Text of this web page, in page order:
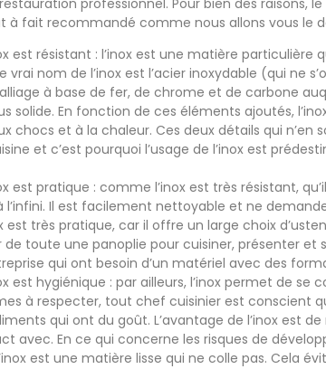
à fait recommandé comme nous allons vous le
est résistant : l’inox est une matière particulière
vrai nom de l’inox est l’acier inoxydable (qui ne
à base de fer, de chrome et de carbone
solide. En fonction de ces éléments ajoutés,
chocs et à la chaleur. Ces deux détails qui
et c’est pourquoi l’usage de l’inox est
est pratique : comme l’inox est très résistant,
l’infini. Il est facilement nettoyable et ne
est très pratique, car il offre un large choix
toute une panoplie pour cuisiner, présenter et
qui ont besoin d’un matériel avec des
est hygiénique : par ailleurs, l’inox permet de se
à respecter, tout chef cuisinier est conscient
qui ont du goût. L’avantage de l’inox est
avec. En ce qui concerne les risques de
est une matière lisse qui ne colle pas. Cela